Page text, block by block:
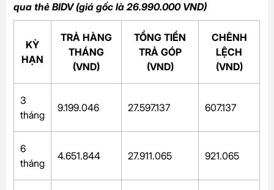
qua thẻ BIDV (giá gốc là 26.990.000 VND)
KỲ
HẠN
TRẢ HÀNG
THÁNG
(VND)
TỔNG TIỀN
TRẢ GÓP
(VND)
CHÊNH
LỆCH
(VND)
3
tháng
9.199.046 27.597.137 607.137
6
tháng
4.651.844 27.911.065 921.065